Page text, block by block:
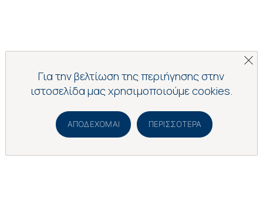
Για την βελτίωση της περιήγησης στην
ιστοσελίδα μας χρησιμοποιούμε cookies.
ΑΠΟΔΈΧΟΜΑΙ ΠΕΡΙΣΣΌΤΕΡΑ